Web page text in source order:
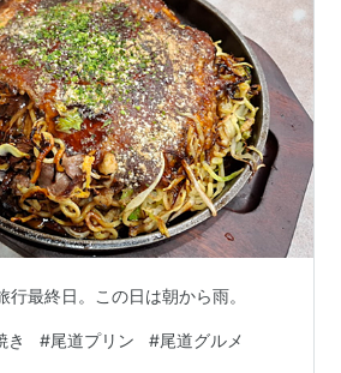
行最終日。この日は朝から雨。
き #尾道プリン #尾道グルメ